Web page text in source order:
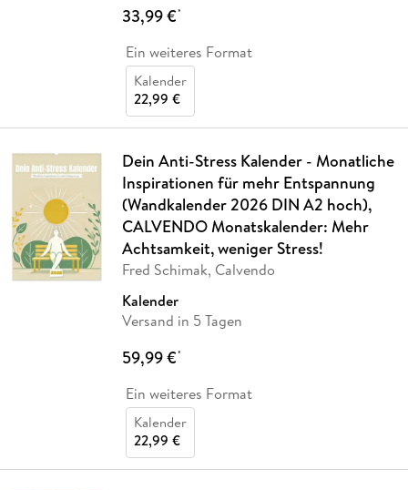
33,99 €*
Ein weiteres Format
Kalender
22,99 €
Dein Anti-Stress Kalender - Monatliche
Inspirationen für mehr Entspannung
(Wandkalender 2026 DIN A2 hoch),
CALVENDO Monatskalender: Mehr
Achtsamkeit, weniger Stress!
Fred Schimak, Calvendo
Kalender
Versand in 5 Tagen
59,99 €*
Ein weiteres Format
Kalender
22,99 €